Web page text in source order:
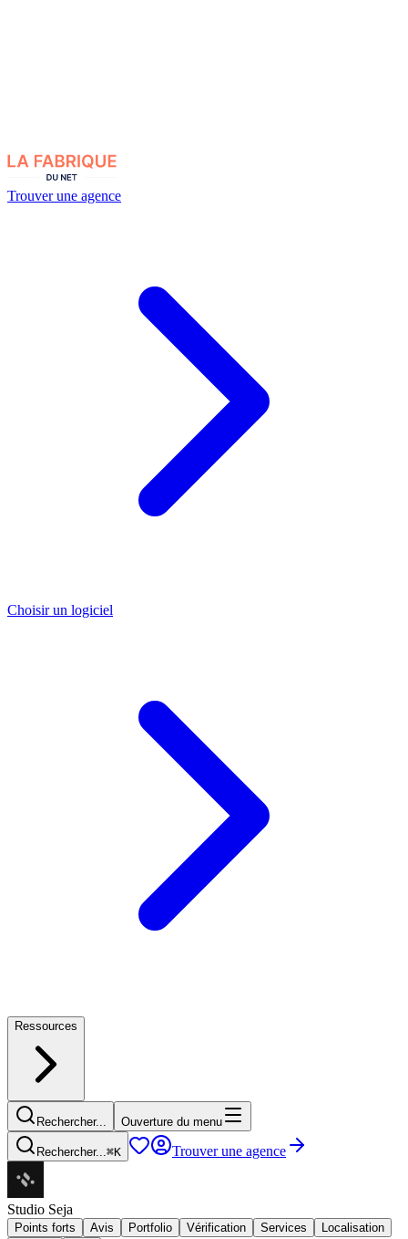
Trouver une agence
Choisir un logiciel
Ressources
Rechercher... Ouverture du menu
Rechercher...⌘K Trouver une agence
Studio Seja
Points forts Avis Portfolio Vérification Services
Localisation